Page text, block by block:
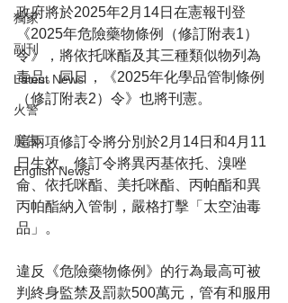
獨家
副刊
Latest News
火警
廣告
English News
政府將於2025年2月14日在憲報刊登
《2025年危險藥物條例（修訂附表1）
令》，將依托咪酯及其三種類似物列為
毒品。同日，《2025年化學品管制條例
（修訂附表2）令》也將刊憲。
這兩項修訂令將分別於2月14日和4月11
日生效。修訂令將異丙基依托、溴唑
侖、依托咪酯、美托咪酯、丙帕酯和異
丙帕酯納入管制，嚴格打擊「太空油毒
品」。
違反《危險藥物條例》的行為最高可被
判終身監禁及罰款500萬元，管有和服用